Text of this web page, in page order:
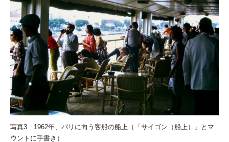
写真3 1962年、パリに向う客船の船上（「サイゴン（船上）」とマ
ウントに手書き）